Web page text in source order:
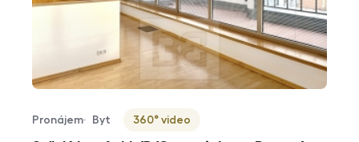
Typ nabídky
Pronájem
Typ nemovitosti
Byt
Virtuální prohlídka
360° video